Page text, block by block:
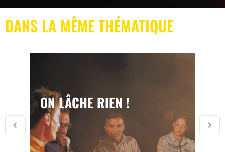
DANS LA MÊME THÉMATIQUE
ON LÂCHE RIEN !